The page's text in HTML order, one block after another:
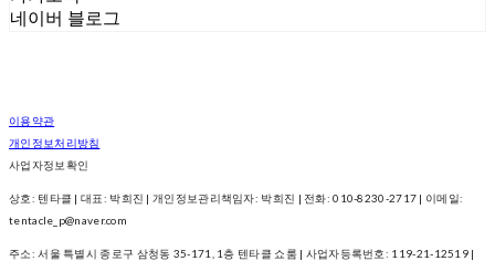
네이버 블로그
이용약관
개인정보처리방침
사업자정보확인
상호: 텐타클 | 대표: 박희진 | 개인정보관리책임자: 박희진 | 전화: 010-8230-2717 | 이메일:
tentacle_p@naver.com
주소: 서울 특별시 종로구 삼청동 35-171, 1층 텐타클 쇼룸 | 사업자등록번호: 119-21-12519 |